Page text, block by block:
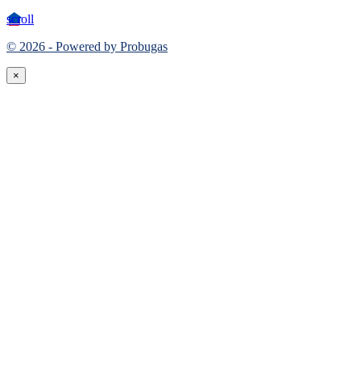
scroll
© 2026 - Powered by Probugas
×